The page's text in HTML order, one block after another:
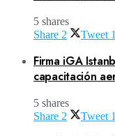
5 shares
Share 2 Tweet 1
Firma iGA
capacitación
5 shares
Share 2 Tweet 1